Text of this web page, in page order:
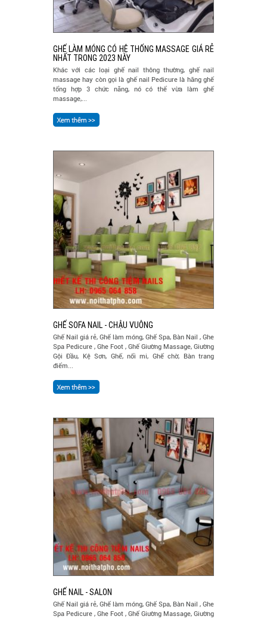
GHẾ LÀM MÓNG CÓ HỆ THỐNG MASSAGE GIÁ RẺ
NHẤT TRONG 2023 NÀY
Khác với các loại ghế nail thông thường, ghế nail
massage hay còn gọi là ghế nail Pedicure là hãng ghế
tổng hợp 3 chức năng, nó có thể vừa làm ghế
massage,...
GHẾ SOFA NAIL - CHẬU VUÔNG
Ghế Nail giá rẻ, Ghế làm móng, Ghế Spa, Bàn Nail , Ghe
Spa Pedicure , Ghe Foot , Ghế Giường Massage, Giường
Gội Đầu, Kệ Sơn, Ghế, nối mi, Ghế chờ, Bàn trang
điểm...
GHẾ NAIL - SALON
Ghế Nail giá rẻ, Ghế làm móng, Ghế Spa, Bàn Nail , Ghe
Spa Pedicure , Ghe Foot , Ghế Giường Massage, Giường